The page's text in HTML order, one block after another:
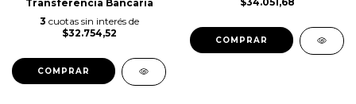
Transferencia Bancaria
3 cuotas sin interés de
$32.754,52
COMPRAR
COMPRAR